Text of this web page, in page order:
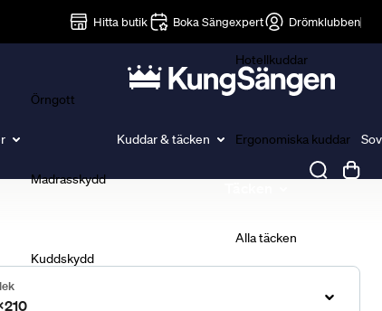
Hitta butik Boka Sängexpert Drömklubben
Örngott
Madrasskydd
Kuddskydd
Kuddar & täcken
Hotellkuddar
Ergonomiska kuddar
Alla täcken